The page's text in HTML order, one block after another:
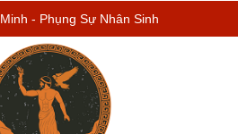
- Phụng Sự Nhân Sinh